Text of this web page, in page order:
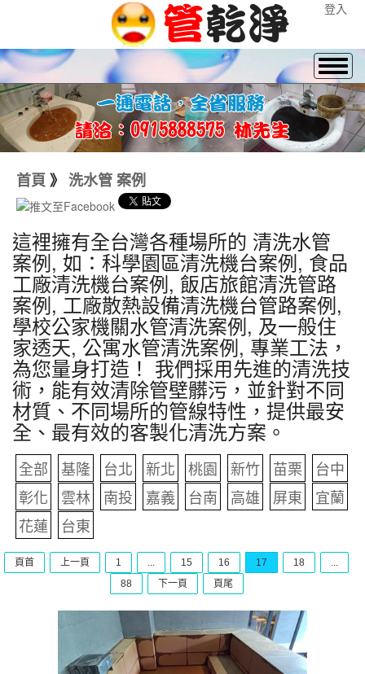
登入
首頁 》 洗水管 案例
這裡擁有全台灣各種場所的 清洗水管
案例, 如：科學園區清洗機台案例, 食品
工廠清洗機台案例, 飯店旅館清洗管路
案例, 工廠散熱設備清洗機台管路案例,
學校公家機關水管清洗案例, 及一般住
家透天, 公寓水管清洗案例, 專業工法，
為您量身打造！ 我們採用先進的清洗技
術，能有效清除管壁髒污，並針對不同
材質、不同場所的管線特性，提供最安
全、最有效的客製化清洗方案。
全部 基隆 台北 新北 桃園 新竹 苗栗
台中
彰化
雲林 南投 嘉義 台南 高雄 屏東
宜蘭
花蓮
台東
頁首 上一頁 1 ... 15 16 17 18
...
88
下一頁 頁尾